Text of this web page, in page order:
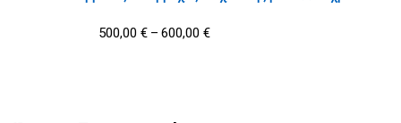
500,00 € – 600,00 €